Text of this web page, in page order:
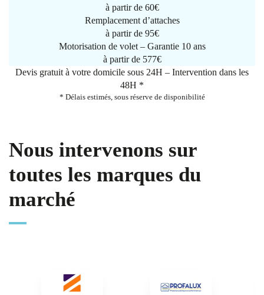
à partir de 60€
Remplacement d’attaches
à partir de 95€
Motorisation de volet – Garantie 10 ans
à partir de 577€
Devis gratuit à votre domicile sous 24H – Intervention dans les
48H *
* Délais estimés, sous réserve de disponibilité
Nous intervenons sur
toutes les marques du
marché